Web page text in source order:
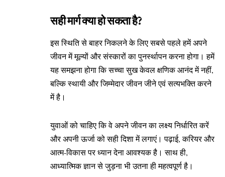
सही मार्ग क्या हो सकता है?
इस स्थिति से बाहर निकलने के लिए सबसे पहले हमें अपने
जीवन में मूल्यों और संस्कारों का पुनर्स्थापन करना होगा। हमें
यह समझना होगा कि सच्चा सुख केवल क्षणिक आनंद में नहीं,
बल्कि स्थायी और जिम्मेदार जीवन जीने एवं सत्यभक्ति करने
में है।
युवाओं को चाहिए कि वे अपने जीवन का लक्ष्य निर्धारित करें
और अपनी ऊर्जा को सही दिशा में लगाएं। पढ़ाई, करियर और
आत्म-विकास पर ध्यान देना आवश्यक है। साथ ही,
आध्यात्मिक ज्ञान से जुड़ना भी उतना ही महत्वपूर्ण है।